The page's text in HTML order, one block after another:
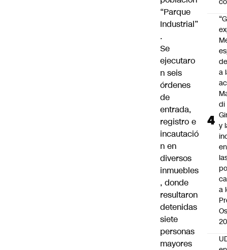
“Parque
Industrial”
.
Se
ejecutaro
n seis
órdenes
de
entrada,
registro e
incautació
n en
diversos
inmuebles
, donde
resultaron
detenidas
siete
personas
mayores
a
di
y
a